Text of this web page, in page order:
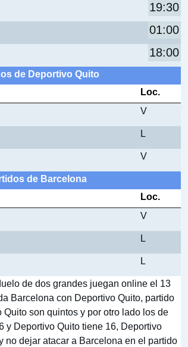
19:30
01:00
18:00
de Deportivo Quito
Loc.
V
L
V
de Barcelona
Loc.
V
L
L
de dos grandes juegan online el 13
Barcelona con Deportivo Quito, partido
son quintos y por otro lado los de
y Deportivo Quito tiene 16, Deportivo
no dejar atacar a Barcelona en el partido